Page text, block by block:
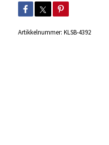
Artikkelnummer: KLSB-4392